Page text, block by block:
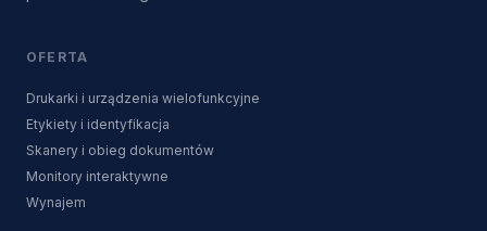
OFERTA
Drukarki i urządzenia wielofunkcyjne
Etykiety i identyfikacja
Skanery i obieg dokumentów
Monitory interaktywne
Wynajem